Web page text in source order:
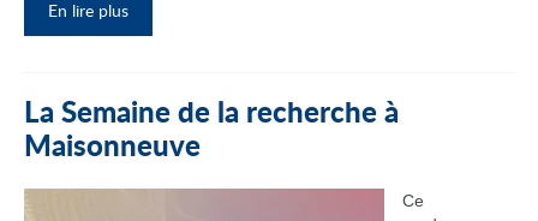
En lire plus
La Semaine de la recherche à
Maisonneuve
Ce